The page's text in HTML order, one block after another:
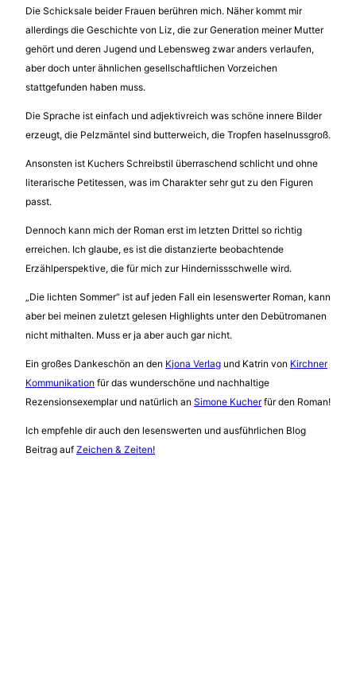
Die Schicksale beider Frauen berühren mich. Näher kommt mir
allerdings die Geschichte von Liz, die zur Generation meiner Mutter
gehört und deren Jugend und Lebensweg zwar anders verlaufen,
aber doch unter ähnlichen gesellschaftlichen Vorzeichen
stattgefunden haben muss.
Die Sprache ist einfach und adjektivreich was schöne innere Bilder
erzeugt, die Pelzmäntel sind butterweich, die Tropfen haselnussgroß.
Ansonsten ist Kuchers Schreibstil überraschend schlicht und ohne
literarische Petitessen, was im Charakter sehr gut zu den Figuren
passt.
Dennoch kann mich der Roman erst im letzten Drittel so richtig
erreichen. Ich glaube, es ist die distanzierte beobachtende
Erzählperspektive, die für mich zur Hindernissschwelle wird.
„Die lichten Sommer“ ist auf jeden Fall ein lesenswerter Roman, kann
aber bei meinen zuletzt gelesen Highlights unter den Debütromanen
nicht mithalten. Muss er ja aber auch gar nicht.
Ein großes Dankeschön an den Kjona Verlag und Katrin von Kirchner
Kommunikation für das wunderschöne und nachhaltige
Rezensionsexemplar und natürlich an Simone Kucherfür den Roman!
Ich empfehle dir auch den lesenswerten und ausführlichen Blog
Beitrag auf Zeichen & Zeiten!